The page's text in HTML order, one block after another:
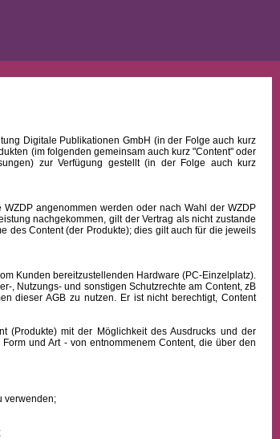
Digitale Publikationen GmbH (in der Folge auch kurz
(im folgenden gemeinsam auch kurz "Content" oder
zur Verfügung gestellt (in der Folge auch kurz
angenommen werden oder nach Wahl der WZDP
nachgekommen, gilt der Vertrag als nicht zustande
des Content (der Produkte); dies gilt auch für die jeweils
Kunden bereitzustellenden Hardware (PC-Einzelplatz).
, Nutzungs- und sonstigen Schutzrechte am Content, zB
dieser AGB zu nutzen. Er ist nicht berechtigt, Content
mit der Möglichkeit des Ausdrucks und der
und Art - von entnommenem Content, die über den
verwenden;